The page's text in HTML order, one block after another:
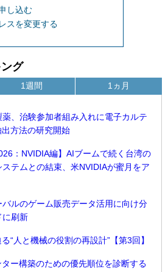
し込む
スを変更する
グ
、治験参加者組み入れに電子カルテ
方法の研究開始
：NVIDIA編】AIブームで続く台湾の
テムとの結束、米NVIDIAが蜜月をア
ルのゲーム販売データ活用に向け分
に刷新
“人と機械の役割の再設計”【第3回】
ー構築のための優先順位を診断する
1週間 1ヵ月